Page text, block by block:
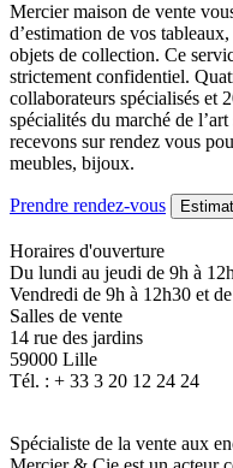
Mercier maison de vente
d’estimation de vos
objets de collection. Ce
strictement confidentiel.
collaborateurs spécialisés et
spécialités du marché de
recevons sur rendez vous
meubles, bijoux.
Prendre rendez-vous
Horaires d'ouverture
Du lundi au jeudi de 9h à
Vendredi de 9h à 12h30 et
Salles de vente
14 rue des jardins
59000 Lille
Tél. : + 33 3 20 12 24 24
Spécialiste de la vente aux